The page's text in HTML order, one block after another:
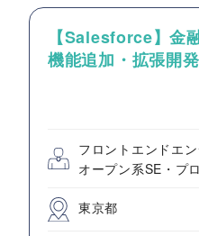
【Salesforce】金
機能追加・拡張開
フロントエンドエ
オープン系SE・プ
東京都